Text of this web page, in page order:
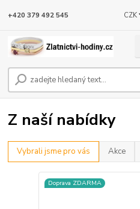
CZK
+420 379 492 545
Z naší nabídky
Vybrali jsme pro vás Akce
Doprava ZDARMA